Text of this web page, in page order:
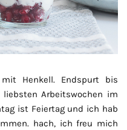
Henkell. Endspurt bis
Arbeitswochen im
ist Feiertag und ich hab
hach, ich freu mich